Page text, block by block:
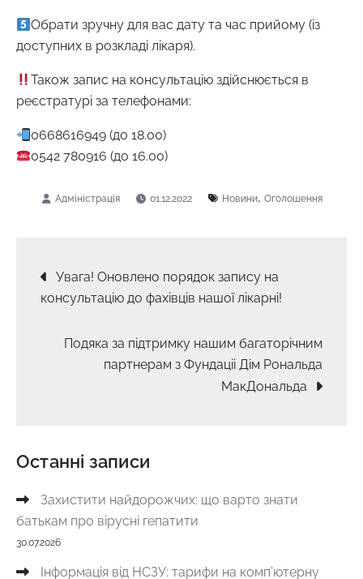
Обрати зручну для вас дату та час прийому (із
доступних в розкладі лікаря).
Також запис на консультацію здійснюється в
реєстратурі за телефонами:
0668616949 (до 18.00)
0542 780916 (до 16.00)
01.12.2022 Новини, Оголошення
Навігація
записів
Увага! Оновлено порядок запису на
консультацію до фахівців нашої лікарні!
Подяка за підтримку нашим багаторічним
партнерам з Фундаціі Дім Рональда
МакДональда
Останні записи
Захистити найдорожчих: що варто знати
батькам про вірусні гепатити
30.07.2026
Інформація від НСЗУ: тарифи на комп’ютерну